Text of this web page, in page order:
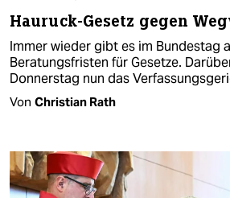
Hauruck-Gesetz gegen
Immer wieder gibt es im Bundestag
Beratungsfristen für Gesetze.
Donnerstag nun das
Von Christian Rath